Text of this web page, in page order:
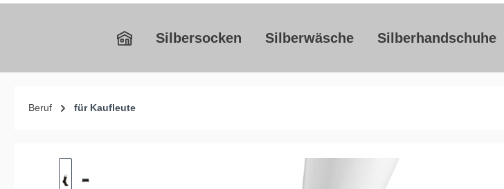
Silbersocken Silberwäsche Silberhandschuhe
Beruf für Kaufleute